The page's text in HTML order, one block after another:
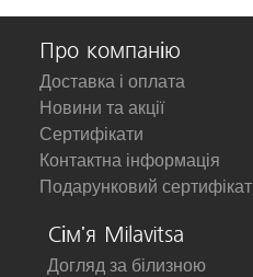
Про компанію
Доставка і оплата
Новини та акції
Сертифікати
Контактна інформація
Подарунковий сертифікат
Сім'я Milavitsa
Догляд за білизною